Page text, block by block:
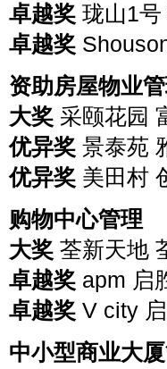
卓越奖 珑山1号
卓越奖
资助房屋物业
大奖 采颐花园
优异奖 景泰苑
优异奖 美田村
购物中心管理
大奖 荃新天地
卓越奖 apm 启
卓越奖 V city
中小型商业大